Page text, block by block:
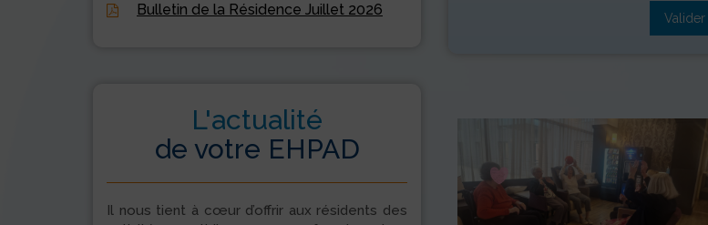
Bulletin de la Résidence Juillet 2026
L'actualité
de votre EHPAD
Il nous tient à cœur d’offrir aux résidents des
Valider